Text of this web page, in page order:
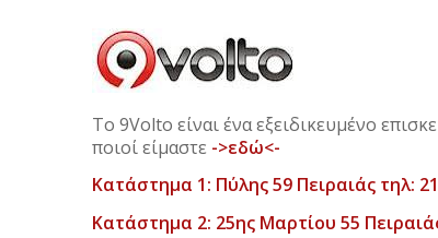
Το 9Volto είναι ένα εξειδικευμένο
ποιοί είμαστε ->εδώ<-
Κατάστημα 1: Πύλης 59 Πειραιάς τηλ:
Κατάστημα 2: 25ης Μαρτίου 55